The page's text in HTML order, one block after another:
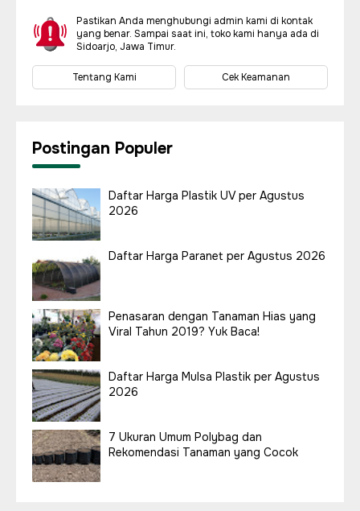
Pastikan Anda menghubungi admin kami di kontak
yang benar. Sampai saat ini, toko kami hanya ada di
Sidoarjo, Jawa Timur.
Tentang Kami Cek Keamanan
Postingan Populer
Daftar Harga Plastik UV per Agustus
2026
Daftar Harga Paranet per Agustus 2026
Penasaran dengan Tanaman Hias yang
Viral Tahun 2019? Yuk Baca!
Daftar Harga Mulsa Plastik per Agustus
2026
7 Ukuran Umum Polybag dan
Rekomendasi Tanaman yang Cocok